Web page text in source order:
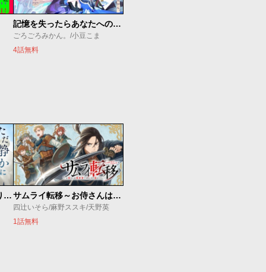
記憶を失ったらあなたへの恋心も消えました。
ごろごろみかん。/小豆こま
4話無料
ただ静かに消え去るつもりでした サムライ転移～お侍さんは異世界でもあんまり変わらない～
四辻いそら/麻野ススキ/天野英
1話無料